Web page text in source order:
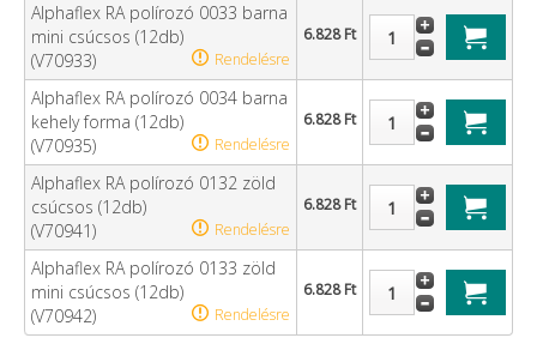
Alphaflex RA polírozó 0033 barna
mini csúcsos (12db)
(V70933)
Rendelésre
6.828 Ft
Alphaflex RA polírozó 0034 barna
kehely forma (12db)
(V70935)
Rendelésre
6.828 Ft
Alphaflex RA polírozó 0132 zöld
csúcsos (12db)
(V70941)
Rendelésre
6.828 Ft
Alphaflex RA polírozó 0133 zöld
mini csúcsos (12db)
(V70942)
Rendelésre
6.828 Ft